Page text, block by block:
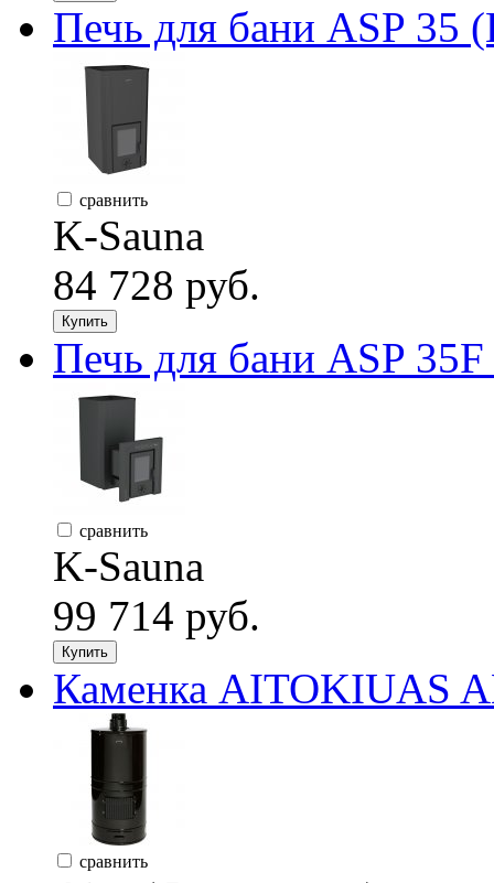
Печь для бани ASP 35
сравнить
K-Sauna
84 728 руб.
Купить
Печь для бани ASP
сравнить
K-Sauna
99 714 руб.
Купить
Каменка AITOKIUAS
сравнить